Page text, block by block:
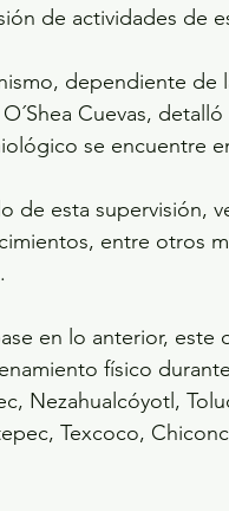
de actividades de
dependiente de
Cuevas,
se encuentre
de esta supervisión,
entre otros
en lo anterior, este
físico
Nezahualcóyotl,
Texcoco,